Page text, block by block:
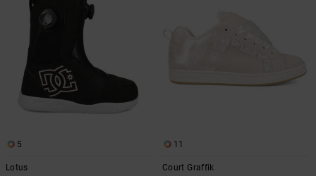
5
Lotus
11
Court Graffik